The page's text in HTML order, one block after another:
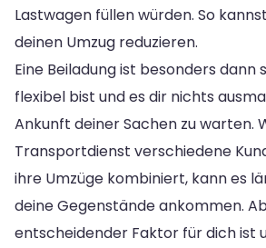
Lastwagen füllen würden. So
deinen Umzug reduzieren.
Eine Beiladung ist besonders dann
flexibel bist und es dir nichts
Ankunft deiner Sachen zu warten.
Transportdienst verschiedene
ihre Umzüge kombiniert, kann es
deine Gegenstände ankommen.
entscheidender Faktor für dich ist